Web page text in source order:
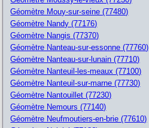
Géomètre Mouy-sur-seine (77480)
Géomètre Nandy (77176)
Géomètre Nangis (77370)
Géomètre Nanteau-sur-essonne (77760)
Géomètre Nanteau-sur-lunain (77710)
Géomètre Nanteuil-les-meaux (77100)
Géomètre Nanteuil-sur-marne (77730)
Géomètre Nantouillet (77230)
Géomètre Nemours (77140)
Géomètre Neufmoutiers-en-brie (77610)